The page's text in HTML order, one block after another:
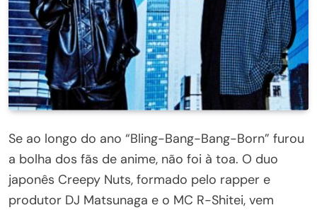
Se ao longo do ano “Bling-Bang-Bang-Born” furou
a bolha dos fãs de anime, não foi à toa. O duo
japonês Creepy Nuts, formado pelo rapper e
produtor DJ Matsunaga e o MC R-Shitei, vem